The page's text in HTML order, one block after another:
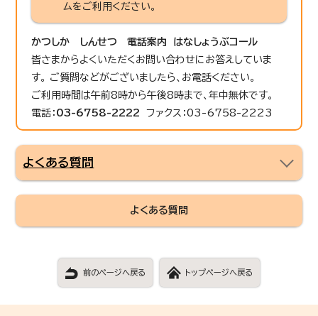
ムをご利用ください。
かつしか しんせつ 電話案内 はなしょうぶコール
皆さまからよくいただくお問い合わせにお答えしていま
す。 ご質問などがございましたら、お電話ください。
ご利用時間は午前8時から午後8時まで、年中無休です。
電話： 03-6758-2222 ファクス：03-6758-2223
よくある質問
よくある質問
前のページへ戻る トップページへ戻る